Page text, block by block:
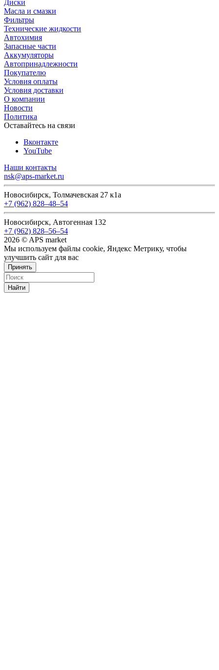
Диски
Масла и смазки
Фильтры
Технические жидкости
Автохимия
Запасные части
Аккумуляторы
Автопринадлежности
Покупателю
Условия оплаты
Условия доставки
О компании
Новости
Политика
Оставайтесь на связи
Вконтакте
YouTube
Наши контакты
nsk@aps-market.ru
Новосибирск, Толмачевская 27 к1а
+7 (962) 828‒48‒54
Новосибирск, Автогенная 132
+7 (962) 828‒56‒54
2026 © APS market
Мы используем файлы cookie, Яндекс Метрику, чтобы
улучшить сайт для вас
Принять
Найти